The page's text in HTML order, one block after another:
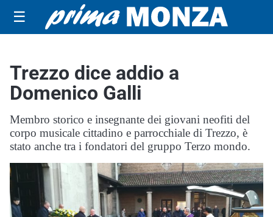
☰
Trezzo dice addio a
Domenico Galli
Membro storico e insegnante dei giovani neofiti del
corpo musicale cittadino e parrocchiale di Trezzo, è
stato anche tra i fondatori del gruppo Terzo mondo.